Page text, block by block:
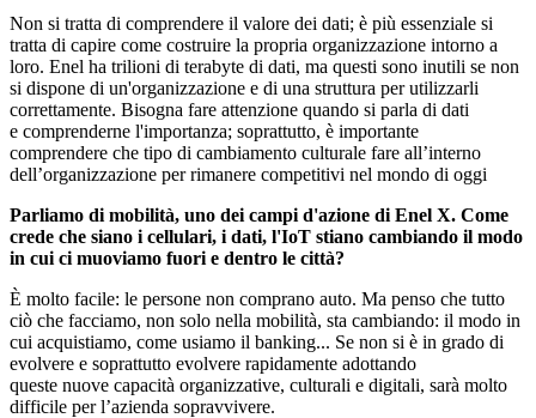
Non si tratta di comprendere il valore dei dati; è più essenziale si
tratta di capire come costruire la propria organizzazione intorno a
loro. Enel ha trilioni di terabyte di dati, ma questi sono inutili se non
si dispone di un'organizzazione e di una struttura per utilizzarli
correttamente. Bisogna fare attenzione quando si parla di dati
e comprenderne l'importanza; soprattutto, è importante
comprendere che tipo di cambiamento culturale fare all’interno
dell’organizzazione per rimanere competitivi nel mondo di oggi
Parliamo di mobilità, uno dei campi d'azione di Enel X. Come
crede che siano i cellulari, i dati, l'IoT stiano cambiando il modo
in cui ci muoviamo fuori e dentro le città?
È molto facile: le persone non comprano auto. Ma penso che tutto
ciò che facciamo, non solo nella mobilità, sta cambiando: il modo in
cui acquistiamo, come usiamo il banking... Se non si è in grado di
evolvere e soprattutto evolvere rapidamente adottando
queste nuove capacità organizzative, culturali e digitali, sarà molto
difficile per l’azienda sopravvivere.